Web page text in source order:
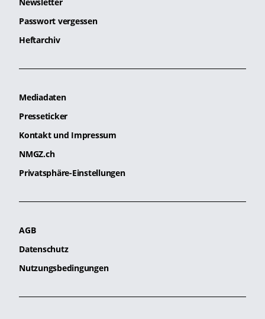
Newsletter
Passwort vergessen
Heftarchiv
Mediadaten
Presseticker
Kontakt und Impressum
NMGZ.ch
Privatsphäre-Einstellungen
AGB
Datenschutz
Nutzungsbedingungen